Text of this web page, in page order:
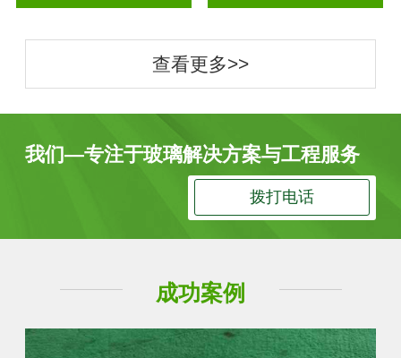
查看更多>>
我们—专注于玻璃解决方案与工程服务
拨打电话
成功案例